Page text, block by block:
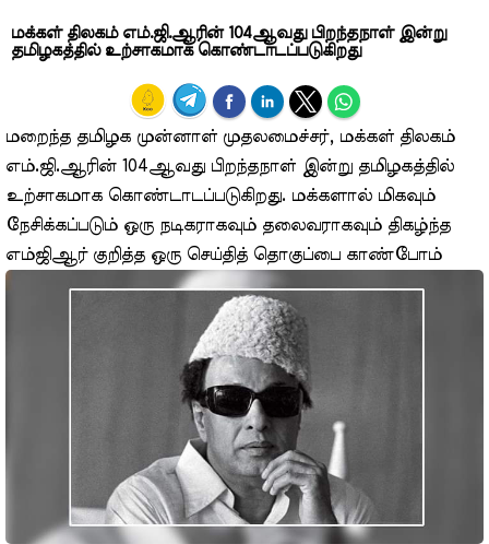
மக்கள் திலகம் எம்.ஜி.ஆரின் 104ஆவது பிறந்தநாள் இன்று
தமிழகத்தில் உற்சாகமாக கொண்டாடப்படுகிறது
மறைந்த தமிழக முன்னாள் முதலமைச்சர், மக்கள் திலகம்
எம்.ஜி.ஆரின் 104ஆவது பிறந்தநாள் இன்று தமிழகத்தில்
உற்சாகமாக கொண்டாடப்படுகிறது. மக்களால் மிகவும்
நேசிக்கப்படும் ஒரு நடிகராகவும் தலைவராகவும் திகழ்ந்த
எம்ஜிஆர் குறித்த ஒரு செய்தித் தொகுப்பை காண்போம்